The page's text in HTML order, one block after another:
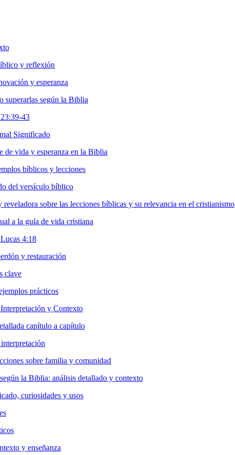
y reflexión
y esperanza
superarlas según la Biblia
43
Significado
de vida y esperanza en la Biblia
bíblicos y lecciones
del versículo bíblico
sobre las lecciones bíblicas y su relevancia en el cristianismo
a la guía de vida cristiana
4:18
y restauración
clave
prácticos
y Contexto
capítulo a capítulo
sobre familia y comunidad
la Biblia: análisis detallado y contexto
curiosidades y usos
y enseñanza